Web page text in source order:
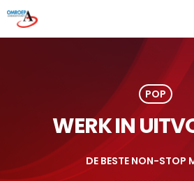
POP
WERK IN
DE BESTE NON-STOP